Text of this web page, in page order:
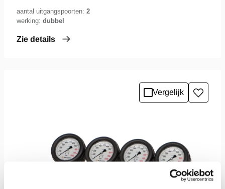
aantal uitgangspoorten: 2
werking: dubbel
Zie details
Vergelijk
aan